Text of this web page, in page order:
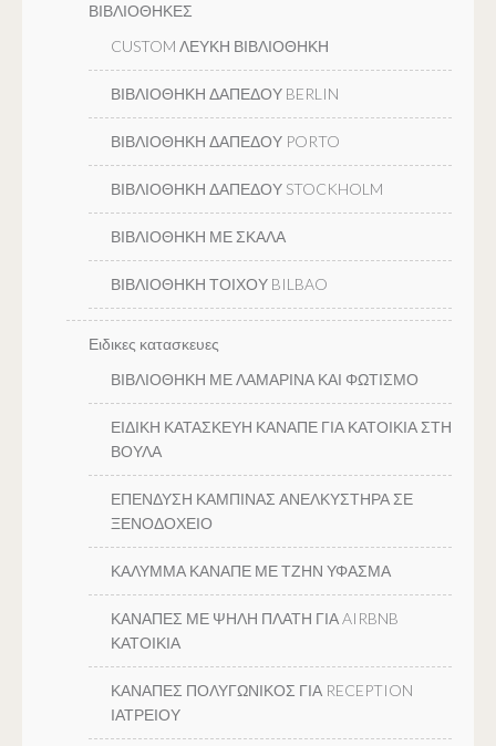
ΒΙΒΛΙΟΘΗΚΕΣ
CUSTOM ΛΕΥΚΗ ΒΙΒΛΙΟΘΗΚΗ
ΒΙΒΛΙΟΘΗΚΗ ΔΑΠΕΔΟΥ BERLIN
ΒΙΒΛΙΟΘΗΚΗ ΔΑΠΕΔΟΥ PORTO
ΒΙΒΛΙΟΘΗΚΗ ΔΑΠΕΔΟΥ STOCKHOLM
ΒΙΒΛΙΟΘΗΚΗ ΜΕ ΣΚΑΛΑ
ΒΙΒΛΙΟΘΗΚΗ ΤΟΙΧΟΥ BILBAO
Ειδικες κατασκευες
ΒΙΒΛΙΟΘΗΚΗ ΜΕ ΛΑΜΑΡΙΝΑ ΚΑΙ ΦΩΤΙΣΜΟ
ΕΙΔΙΚΗ ΚΑΤΑΣΚΕΥΗ ΚΑΝΑΠΕ ΓΙΑ ΚΑΤΟΙΚΙΑ ΣΤΗ
ΒΟΥΛΑ
ΕΠΕΝΔΥΣΗ ΚΑΜΠΙΝΑΣ ΑΝΕΛΚΥΣΤΗΡΑ ΣΕ
ΞΕΝΟΔΟΧΕΙΟ
ΚΑΛΥΜΜΑ ΚΑΝΑΠΕ ΜΕ ΤΖΗΝ ΥΦΑΣΜΑ
ΚΑΝΑΠΕΣ ΜΕ ΨΗΛΗ ΠΛΑΤΗ ΓΙΑ AIRBNB
ΚΑΤΟΙΚΙΑ
ΚΑΝΑΠΕΣ ΠΟΛΥΓΩΝΙΚΟΣ ΓΙΑ RECEPTION
ΙΑΤΡΕΙΟΥ